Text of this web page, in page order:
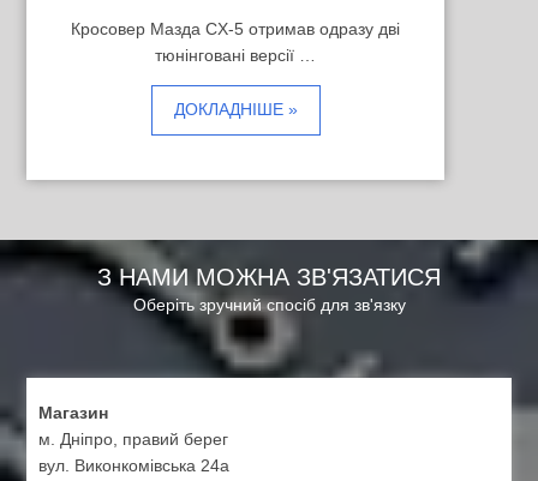
Кросовер Мазда CX-5 отримав одразу дві
тюнінговані версії …
ДОКЛАДНІШЕ »
З НАМИ МОЖНА ЗВ'ЯЗАТИСЯ
Оберіть зручний спосіб для зв'язку
Магазин
м. Дніпро, правий берег
вул. Виконкомівська 24а